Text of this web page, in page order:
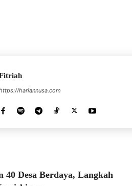
hariannusa.com
Desa Berdaya, Langkah